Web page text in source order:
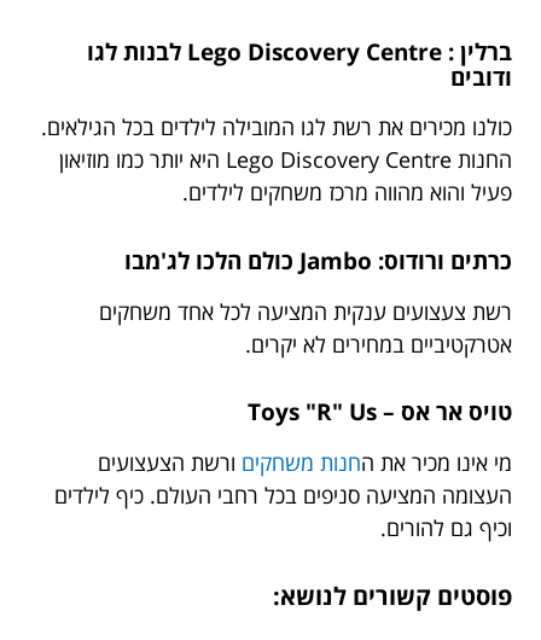
ברלין : Lego Discovery Centre לבנות לגו
ודובים
כולנו מכירים את רשת לגו המובילה לילדים בכל הגילאים.
החנות Lego Discovery Centre היא יותר כמו מוזיאון
פעיל והוא מהווה מרכז משחקים לילדים.
כרתים ורודוס: Jambo כולם הלכו לג'מבו
רשת צעצועים ענקית המציעה לכל אחד משחקים
אטרקטיביים במחירים לא יקרים.
טויס אר אס – Toys "R" Us
מי אינו מכיר את החנות משחקים ורשת הצעצועים
העצומה המציעה סניפים בכל רחבי העולם. כיף לילדים
וכיף גם להורים.
פוסטים קשורים לנושא: